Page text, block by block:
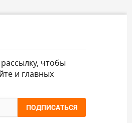
чтобы
и главных
ПОДПИСАТЬСЯ